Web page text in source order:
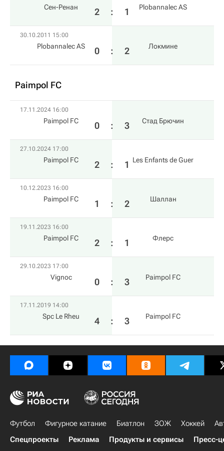
Сен-Ренан 2 : 1 Plobannalec AS
30.10.2011 15:00
Plobannalec AS 0 : 2 Локмине
Paimpol FC
17.11.2024 16:00
Paimpol FC 0 : 3 Стад Брючин
27.10.2024 17:00
Paimpol FC 2 : 1 Les Enfants de Guer
10.12.2023 16:00
Paimpol FC 1 : 2 Шаллан
19.11.2023 16:00
Paimpol FC 2 : 1 Флерс
29.10.2023 17:00
Vignoc 0 : 3 Paimpol FC
17.11.2019 14:00
Spc Le Rheu 4 : 3 Paimpol FC
Футбол Фигурное катание Биатлон ЗОЖ Хоккей
Спецпроекты
Реклама Продукты и сервисы Пресс-